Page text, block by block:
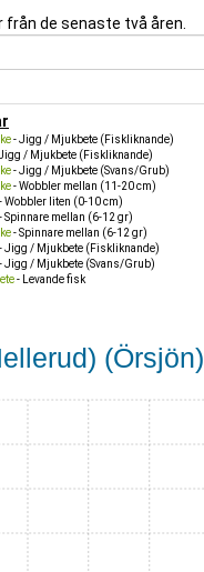
de senaste två åren.
- Jigg / Mjukbete (Fiskliknande)
/ Mjukbete (Fiskliknande)
- Jigg / Mjukbete (Svans/Grub)
- Wobbler mellan (11-20 cm)
- Wobbler liten (0-10 cm)
- Spinnare mellan (6-12 gr)
- Spinnare mellan (6-12 gr)
- Jigg / Mjukbete (Fiskliknande)
- Jigg / Mjukbete (Svans/Grub)
- Levande fisk
(Örsjön)